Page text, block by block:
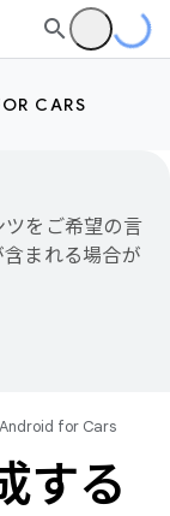
CARS
をご希望の言
まれる場合が
Android for Cars
する